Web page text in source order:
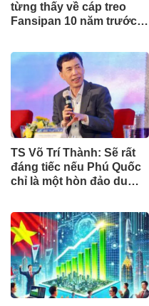
từng thấy về cáp treo
Fansipan 10 năm trước:
nhà Đông Dương
TS Võ Trí Thành: Sẽ rất
đáng tiếc nếu Phú Quốc
chỉ là một hòn đảo du